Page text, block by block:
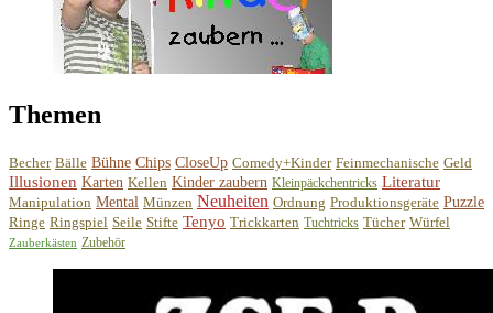
Themen
Becher Bälle Bühne Chips CloseUp Comedy+Kinder Feinmechanische Geld
Illusionen Karten Kellen Kinder zaubern Kleinpäckchentricks Literatur
Manipulation Mental Münzen Neuheiten Ordnung Produktionsgeräte Puzzle
Ringe Ringspiel Seile Stifte Tenyo Trickkarten Tuchtricks Tücher Würfel
Zauberkästen Zubehör